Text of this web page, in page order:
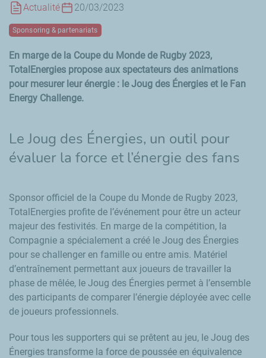
Actualité 20/03/2023
Sponsoring & partenariats
En marge de la Coupe du Monde de Rugby 2023,
TotalEnergies propose aux spectateurs des animations
pour mesurer leur énergie : le Joug des Énergies et le Fan
Energy Challenge.
Le Joug des Énergies, un outil pour
évaluer la force et l’énergie des fans
Sponsor officiel de la Coupe du Monde de Rugby 2023,
TotalEnergies profite de l’événement pour être un acteur
majeur des festivités. En marge de la compétition, la
Compagnie a spécialement a créé le Joug des Énergies
pour se challenger en famille ou entre amis. Matériel
d’entraînement permettant aux joueurs de travailler la
phase de mêlée, le Joug des Énergies permet à l’ensemble
des participants de comparer l’énergie déployée avec celle
de joueurs professionnels.
Pour tous les supporters qui se prêtent au jeu, le Joug des
Énergies transforme la force de poussée en équivalence